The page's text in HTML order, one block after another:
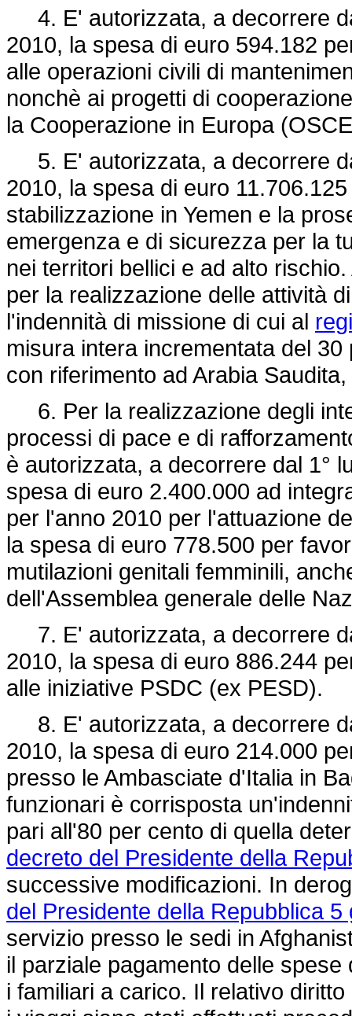
4. E' autorizzata, a decorrere
2010, la spesa di euro 594.182
alle operazioni civili di
nonchè ai progetti di
la Cooperazione in Europa
5. E' autorizzata, a decorrere
2010, la spesa di euro
stabilizzazione in Yemen e la
emergenza e di sicurezza per la
nei territori bellici e ad alto
per la realizzazione delle attività
l'indennità di missione di cui al
misura intera incrementata del
con riferimento ad Arabia
6. Per la realizzazione degli
processi di pace e di
è autorizzata, a decorrere dal 1°
spesa di euro 2.400.000 ad
per l'anno 2010 per l'attuazione
la spesa di euro 778.500 per
mutilazioni genitali femminili,
dell'Assemblea generale delle
7. E' autorizzata, a decorrere
2010, la spesa di euro 886.244
alle iniziative PSDC (ex PESD).
8. E' autorizzata, a decorrere
2010, la spesa di euro 214.000
presso le Ambasciate d'Italia in
funzionari è corrisposta
pari all'80 per cento di quella
decreto del Presidente della
successive modificazioni. In
del Presidente della Repubblica
servizio presso le sedi in
il parziale pagamento delle
i familiari a carico. Il relativo